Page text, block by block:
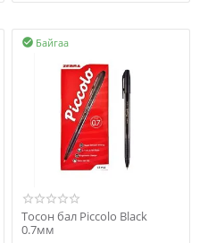
Байгаа

Тосон бал Piccolo Black
0.7мм